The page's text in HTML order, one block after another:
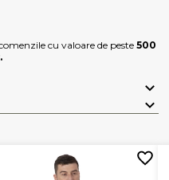
cu valoare de peste500